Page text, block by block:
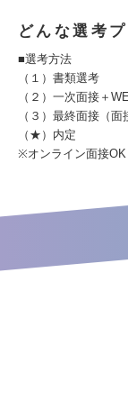
どんな選考
■選考方法
（１）書類選考
（２）一次面接＋
（３）最終面接（
（★）内定
※オンライン面接OK